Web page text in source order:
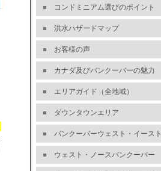
コンドミニアム選びのポイント
洪水ハザードマップ
お客様の声
カナダ及びバンクーバーの魅力
エリアガイド（全地域）
ダウンタウンエリア
バンクーバーウェスト・イースト
ウェスト・ノースバンクーバー